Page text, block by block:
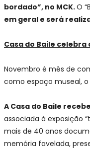
bordado”, no MCK.O
em geral e será
Casa do Baile
Novembro é mês de
como espaço museal,
A Casa do Baile
associada à exposição
mais de 40 anos
memória favelada,